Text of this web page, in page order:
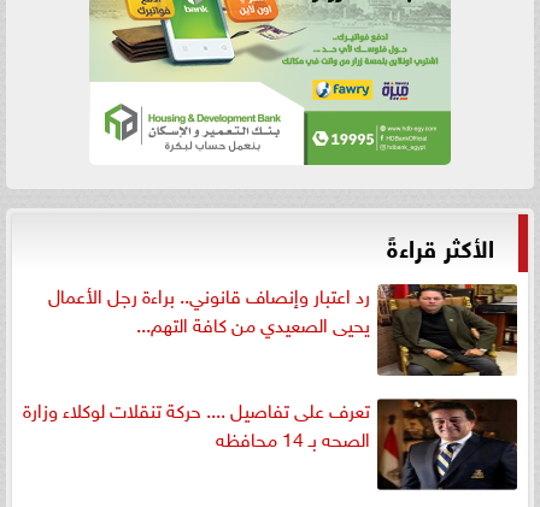
الأكثر قراءةً
رد اعتبار وإنصاف قانوني.. براءة رجل الأعمال
يحيى الصعيدي من كافة التهم...
تعرف على تفاصيل .... حركة تنقلات لوكلاء وزارة
الصحه بـ 14 محافظه